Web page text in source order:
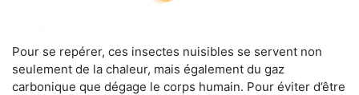
Pour se repérer, ces insectes nuisibles se servent non
seulement de la chaleur, mais également du gaz
carbonique que dégage le corps humain. Pour éviter d’être